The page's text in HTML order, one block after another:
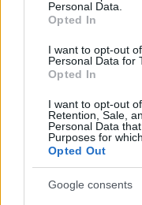
Personal Data.
Opted In
I want to opt-out
Personal Data for
Opted In
I want to opt-out
Retention, Sale,
Personal Data
Purposes for
Opted Out
Google consents
comprendere
predica.
liberticida fondata
lasciapassare
di articoli basati
Miozzo: